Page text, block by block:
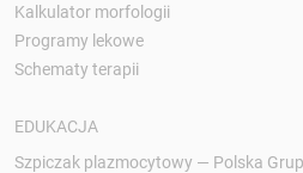
Kalkulator morfologii
Programy lekowe
Schematy terapii
EDUKACJA
Szpiczak plazmocytowy — Polska